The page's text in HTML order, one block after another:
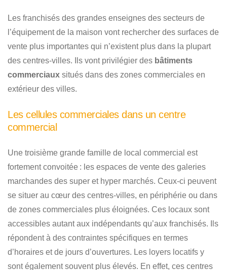
Les franchisés des grandes enseignes des secteurs de
l’équipement de la maison vont rechercher des surfaces de
vente plus importantes qui n’existent plus dans la plupart
des centres-villes. Ils vont privilégier des bâtiments
commerciaux situés dans des zones commerciales en
extérieur des villes.
Les cellules commerciales dans un centre
commercial
Une troisième grande famille de local commercial est
fortement convoitée : les espaces de vente des galeries
marchandes des super et hyper marchés. Ceux-ci peuvent
se situer au cœur des centres-villes, en périphérie ou dans
de zones commerciales plus éloignées. Ces locaux sont
accessibles autant aux indépendants qu’aux franchisés. Ils
répondent à des contraintes spécifiques en termes
d’horaires et de jours d’ouvertures. Les loyers locatifs y
sont également souvent plus élevés. En effet, ces centres